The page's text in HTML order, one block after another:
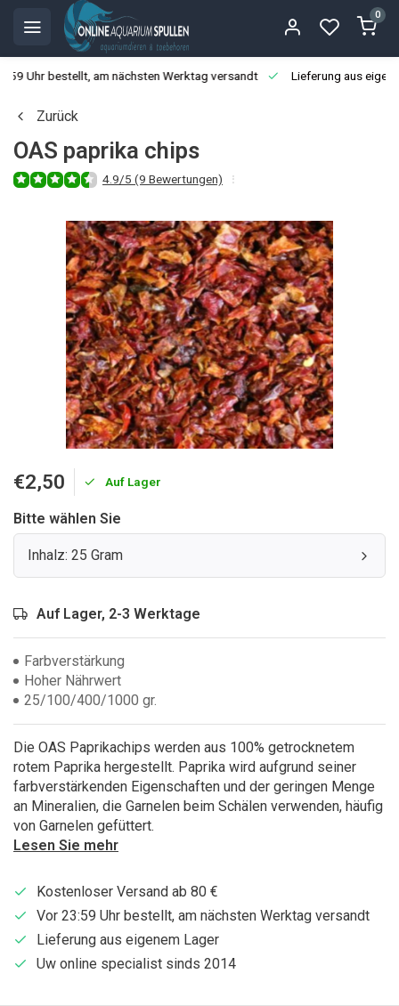
0
Uhr bestellt, am nächsten Werktag versandt Lieferung aus
Zurück
OAS paprika chips
4.9/5 (9 Bewertungen)
€2,50 Auf Lager
Bitte wählen Sie
Inhalz: 25 Gram
Auf Lager, 2-3 Werktage
Farbverstärkung
Hoher Nährwert
25/100/400/1000 gr.
Die OAS Paprikachips werden aus 100% getrocknetem
rotem Paprika hergestellt. Paprika wird aufgrund seiner
farbverstärkenden Eigenschaften und der geringen Menge
an Mineralien, die Garnelen beim Schälen verwenden, häufig
von Garnelen gefüttert.
Lesen Sie mehr
Kostenloser Versand ab 80 €
Vor 23:59 Uhr bestellt, am nächsten Werktag versandt
Lieferung aus eigenem Lager
Uw online specialist sinds 2014